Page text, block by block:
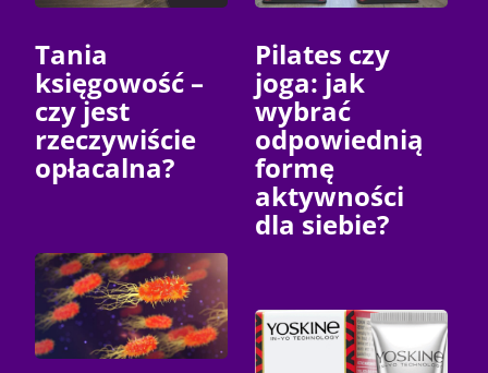
Tania
księgowość –
czy jest
rzeczywiście
opłacalna?
Pilates czy
joga: jak
wybrać
odpowiednią
formę
aktywności
dla siebie?